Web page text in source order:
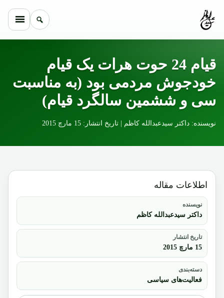
قیام 24 حوت هرات یک قیام
خودجوش مردمی بود (به مناسبت
سی و ششمین سالگرد قیام)
نویسنده: داکتر سیدعبدالله کاظم | تاریخ انتشار: 15 مارچ 2015
اطلاعات مقاله
نویسنده
داکتر سیدعبدالله کاظم
تاریخ انتشار
15 مارچ 2015
دسته‌بندی
فعالیت‌های سیاسی